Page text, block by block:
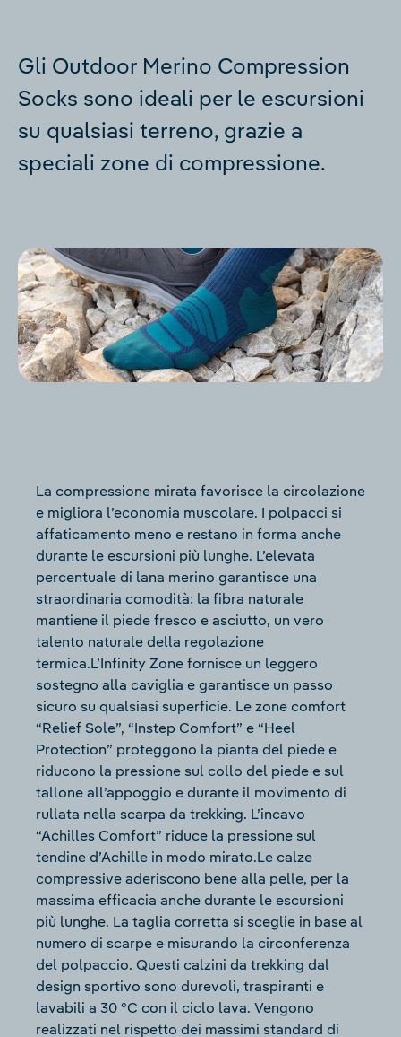
Gli Outdoor Merino Compression
Socks sono ideali per le escursioni
su qualsiasi terreno, grazie a
speciali zone di compressione.
La compressione mirata favorisce la circolazione
e migliora l’economia muscolare. I polpacci si
affaticamento meno e restano in forma anche
durante le escursioni più lunghe. L’elevata
percentuale di lana merino garantisce una
straordinaria comodità: la fibra naturale
mantiene il piede fresco e asciutto, un vero
talento naturale della regolazione
termica.L’Infinity Zone fornisce un leggero
sostegno alla caviglia e garantisce un passo
sicuro su qualsiasi superficie. Le zone comfort
“Relief Sole”, “Instep Comfort” e “Heel
Protection” proteggono la pianta del piede e
riducono la pressione sul collo del piede e sul
tallone all’appoggio e durante il movimento di
rullata nella scarpa da trekking. L’incavo
“Achilles Comfort” riduce la pressione sul
tendine d’Achille in modo mirato.Le calze
compressive aderiscono bene alla pelle, per la
massima efficacia anche durante le escursioni
più lunghe. La taglia corretta si sceglie in base al
numero di scarpe e misurando la circonferenza
del polpaccio. Questi calzini da trekking dal
design sportivo sono durevoli, traspiranti e
lavabili a 30 °C con il ciclo lava. Vengono
realizzati nel rispetto dei massimi standard di